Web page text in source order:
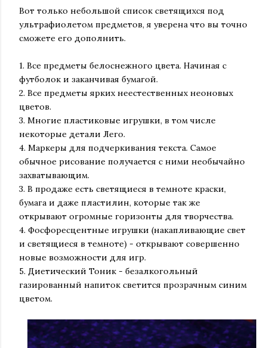
Вот только небольшой список светящихся под
ультрафиолетом предметов, я уверена что вы точно
сможете его дополнить.
1. Все предметы белоснежного цвета. Начиная с
футболок и заканчивая бумагой.
2. Все предметы ярких неестественных неоновых
цветов.
3. Многие пластиковые игрушки, в том числе
некоторые детали Лего.
4. Маркеры для подчеркивания текста. Самое
обычное рисование получается с ними необычайно
захватывающим.
3. В продаже есть светящиеся в темноте краски,
бумага и даже пластилин, которые так же
открывают огромные горизонты для творчества.
4. Фосфоресцентные игрушки (накапливающие свет
и светящиеся в темноте) - открывают совершенно
новые возможности для игр.
5. Диетический Тоник - безалкогольный
газированный напиток светится прозрачным синим
цветом.